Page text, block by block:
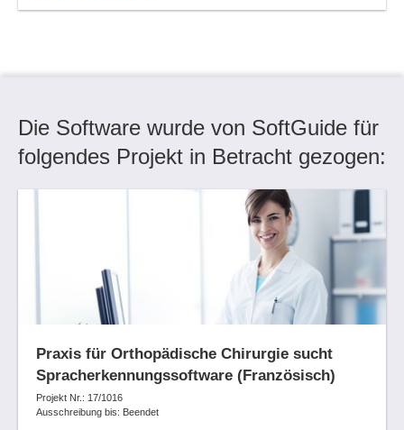
Die Software wurde von SoftGuide für
folgendes Projekt in Betracht gezogen:
Praxis für Orthopädische Chirurgie sucht
Spracherkennungssoftware (Französisch)
Projekt Nr.: 17/1016
Ausschreibung bis: Beendet